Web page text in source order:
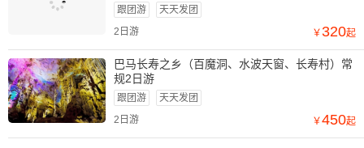
跟团游
天天发团
2日游
￥320起
巴马长寿之乡（百魔洞、水波天窗、长寿村）常
规2日游
跟团游
天天发团
2日游
￥450起